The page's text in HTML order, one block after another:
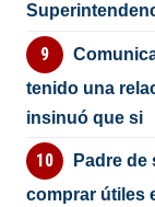
tenido una
insinuó que si
Padre
comprar útiles